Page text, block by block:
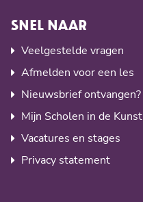
SNEL NAAR
Veelgestelde vragen
Afmelden voor een les
Nieuwsbrief ontvangen?
Mijn Scholen in de Kunst
Vacatures en stages
Privacy statement